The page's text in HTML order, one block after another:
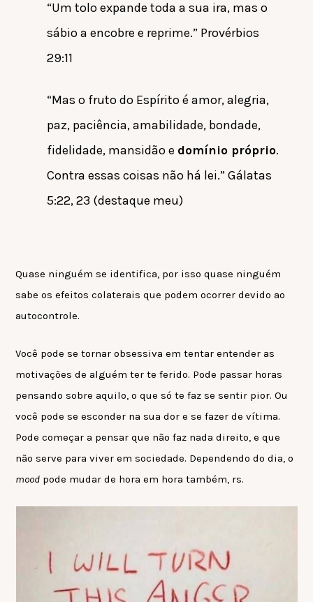
“Um tolo expande toda a sua ira, mas o
sábio a encobre e reprime.” Provérbios
29:11
“Mas o fruto do Espírito é amor, alegria,
paz, paciência, amabilidade, bondade,
fidelidade, mansidão e domínio próprio.
Contra essas coisas não há lei.” Gálatas
5:22, 23 (destaque meu)
Quase ninguém se identifica, por isso quase ninguém
sabe os efeitos colaterais que podem ocorrer devido ao
autocontrole.
Você pode se tornar obsessiva em tentar entender as
motivações de alguém ter te ferido. Pode passar horas
pensando sobre aquilo, o que só te faz se sentir pior. Ou
você pode se esconder na sua dor e se fazer de vítima.
Pode começar a pensar que não faz nada direito, e que
não serve para viver em sociedade. Dependendo do dia, o
mood pode mudar de hora em hora também, rs.